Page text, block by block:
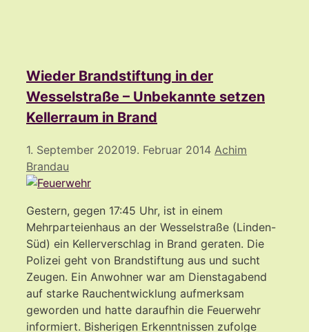
Wieder Brandstiftung in der
Wesselstraße – Unbekannte setzen
Kellerraum in Brand
1. September 202019. Februar 2014 Achim
Brandau
Gestern, gegen 17:45 Uhr, ist in einem
Mehrparteienhaus an der Wesselstraße (Linden-
Süd) ein Kellerverschlag in Brand geraten. Die
Polizei geht von Brandstiftung aus und sucht
Zeugen. Ein Anwohner war am Dienstagabend
auf starke Rauchentwicklung aufmerksam
geworden und hatte daraufhin die Feuerwehr
informiert. Bisherigen Erkenntnissen zufolge